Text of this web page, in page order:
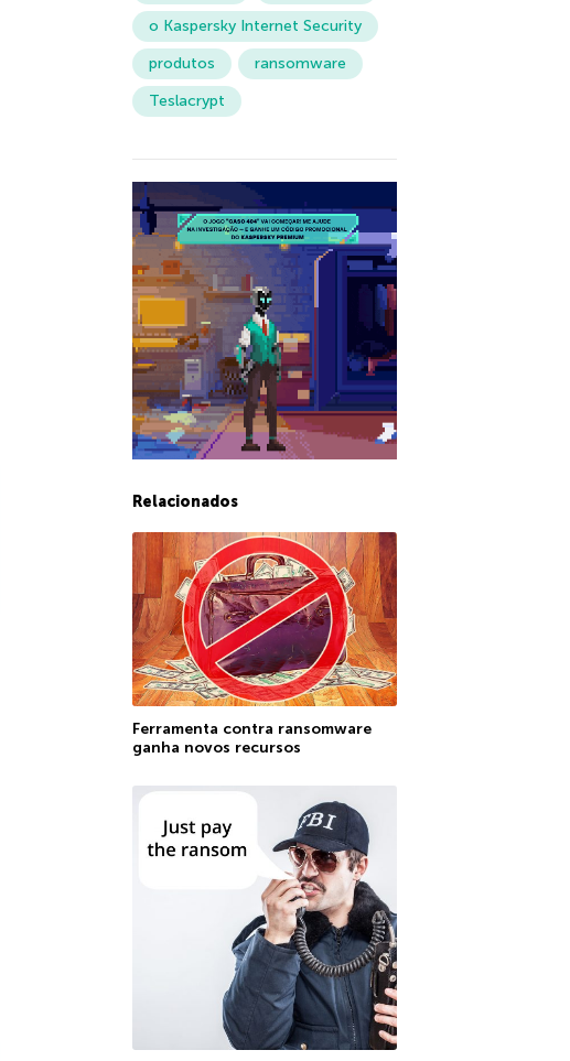
o Kaspersky Internet Security
produtos
ransomware
Teslacrypt
Relacionados
Ferramenta contra ransomware
ganha novos recursos